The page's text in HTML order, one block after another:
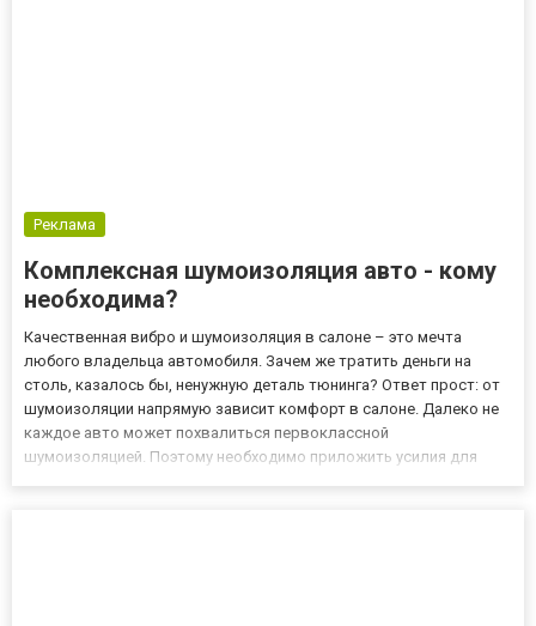
Реклама
Комплексная шумоизоляция авто - кому
необходима?
Качественная вибро и шумоизоляция в салоне – это мечта
любого владельца автомобиля. Зачем же тратить деньги на
столь, казалось бы, ненужную деталь тюнинга? Ответ прост: от
шумоизоляции напрямую зависит комфорт в салоне. Далеко не
каждое авто может похвалиться первоклассной
шумоизоляцией. Поэтому необходимо приложить усилия для